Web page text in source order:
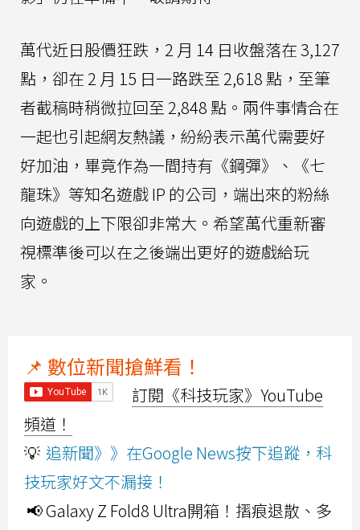
萬代近日股價狂跌，2 月 14 日收盤落在 3,127
點，卻在 2 月 15 日一路跌至 2,618 點，至筆
者截稿時稍微拉回至 2,848 點。兩件事情合在
一起也引起網友熱議，紛紛表示萬代需要好
好加油，畢竟作為一間持有《鋼彈》、《七
龍珠》等知名遊戲 IP 的公司，端出來的粉絲
向遊戲的上下限卻非常大。希望萬代重新審
視標準後可以在之後端出更好的遊戲給玩
家。
📌 數位新聞搶鮮看！
訂閱《科技玩家》YouTube
頻道！
💡 追新聞》》在Google News按下追蹤，科
技玩家好文不漏接！
📢 Galaxy Z Fold8 Ultra開箱！摺痕退散、多